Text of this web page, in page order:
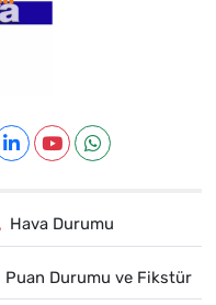
Hava Durumu
Puan Durumu ve Fikstür